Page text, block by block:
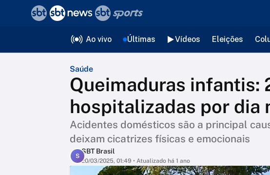
Ao vivo Últimas Vídeos Eleições
Saúde
Queimaduras infantis:
hospitalizadas por dia
Acidentes domésticos são a principal
deixam cicatrizes físicas e emocionais
S
SBT Brasil
20/03/2025, 01:49 • Atualizado há 1 ano
voltar
Editorias